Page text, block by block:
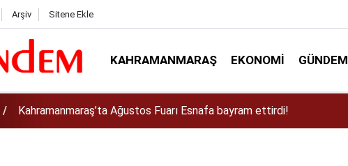
Arşiv Sitene Ekle
KAHRAMANMARAŞ EKONOMI GÜNDEM
Kahramanmaraş’ta Dulkadiroğlu Kırsalına 45 Milyonluk Yol Yatırımı!